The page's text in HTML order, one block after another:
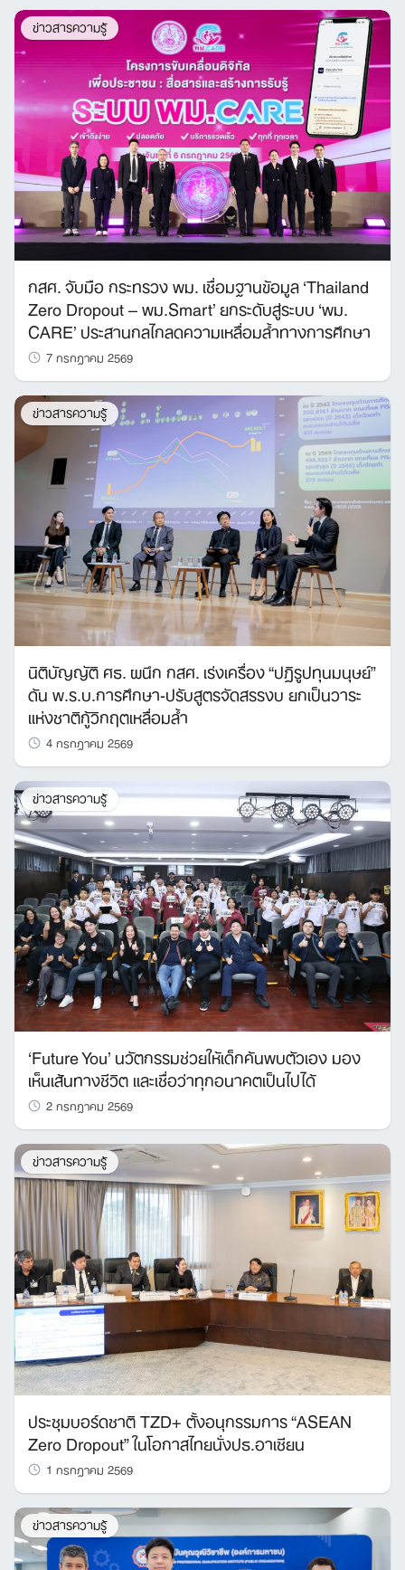
ข่าวสารความรู้
กสศ. จับมือ กระทรวง พม. เชื่อมฐานข้อมูล ‘Thailand
Zero Dropout – พม.Smart’ ยกระดับสู่ระบบ ‘พม.
CARE’ ประสานกลไกลดความเหลื่อมล้ำทางการศึกษา
7 กรกฎาคม 2569
ข่าวสารความรู้
นิติบัญญัติ ศธ. ผนึก กสศ. เร่งเครื่อง “ปฏิรูปทุนมนุษย์”
ดัน พ.ร.บ.การศึกษา-ปรับสูตรจัดสรรงบ ยกเป็นวาระ
แห่งชาติกู้วิกฤตเหลื่อมล้ำ
4 กรกฎาคม 2569
ข่าวสารความรู้
‘Future You’ นวัตกรรมช่วยให้เด็กค้นพบตัวเอง มอง
เห็นเส้นทางชีวิต และเชื่อว่าทุกอนาคตเป็นไปได้
2 กรกฎาคม 2569
ข่าวสารความรู้
ประชุมบอร์ดชาติ TZD+ ตั้งอนุกรรมการ “ASEAN
Zero Dropout” ในโอกาสไทยนั่งปธ.อาเซียน
1 กรกฎาคม 2569
ข่าวสารความรู้